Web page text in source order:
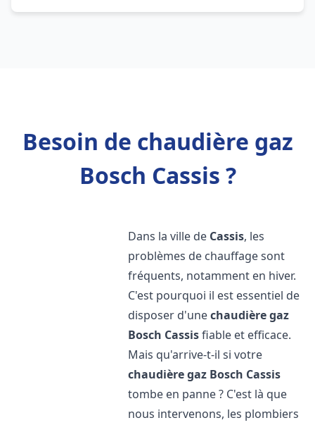
Besoin de chaudière gaz
Bosch Cassis ?
Dans la ville de Cassis, les
problèmes de chauffage sont
fréquents, notamment en hiver.
C'est pourquoi il est essentiel de
disposer d'unechaudière gaz
Bosch Cassisfiable et efficace.
Mais qu'arrive-t-il si votre
chaudière gaz Bosch Cassis
tombe en panne ? C'est là que
nous intervenons, les plombiers